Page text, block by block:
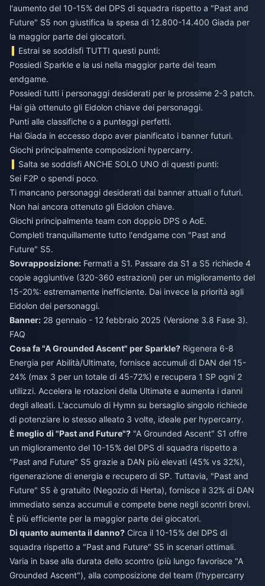
l'aumento del 10-15% del DPS di squadra rispetto a "Past and
Future" S5 non giustifica la spesa di 12.800-14.400 Giada per
la maggior parte dei giocatori.
Estrai se soddisfi TUTTI questi punti:
Possiedi Sparkle e la usi nella maggior parte dei team
endgame.
Possiedi tutti i personaggi desiderati per le prossime 2-3 patch.
Hai già ottenuto gli Eidolon chiave dei personaggi.
Punti alle classifiche o a punteggi perfetti.
Hai Giada in eccesso dopo aver pianificato i banner futuri.
Giochi principalmente composizioni hypercarry.
Salta se soddisfi ANCHE SOLO UNO di questi punti:
Sei F2P o spendi poco.
Ti mancano personaggi desiderati dai banner attuali o futuri.
Non hai ancora ottenuto gli Eidolon chiave.
Giochi principalmente team con doppio DPS o AoE.
Completi tranquillamente tutto l'endgame con "Past and
Future" S5.
Sovrapposizione: Fermati a S1. Passare da S1 a S5 richiede 4
copie aggiuntive (320-360 estrazioni) per un miglioramento del
15-20%: estremamente inefficiente. Dai invece la priorità agli
Eidolon dei personaggi.
Banner: 28 gennaio - 12 febbraio 2025 (Versione 3.8 Fase 3).
FAQ
Cosa fa "A Grounded Ascent" per Sparkle? Rigenera 6-8
Energia per Abilità/Ultimate, fornisce accumuli di DAN del 15-
24% (max 3 per un totale di 45-72%) e recupera 1 SP ogni 2
utilizzi. Accelera le rotazioni della Ultimate e aumenta i danni
degli alleati. L'accumulo di Hymn su bersaglio singolo richiede
di potenziare lo stesso alleato 3 volte, ideale per hypercarry.
È meglio di "Past and Future"? "A Grounded Ascent" S1 offre
un miglioramento del 10-15% del DPS di squadra rispetto a
"Past and Future" S5 grazie a DAN più elevati (45% vs 32%),
rigenerazione di energia e recupero di SP. Tuttavia, "Past and
Future" S5 è gratuito (Negozio di Herta), fornisce il 32% di DAN
immediato senza accumuli e compete bene negli scontri brevi.
È più efficiente per la maggior parte dei giocatori.
Di quanto aumenta il danno? Circa il 10-15% del DPS di
squadra rispetto a "Past and Future" S5 in scenari ottimali.
Varia in base alla durata dello scontro (più lungo favorisce "A
Grounded Ascent"), alla composizione del team (l'hypercarry